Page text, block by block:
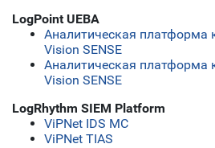
LogPoint UEBA
Аналитическая платформа
Vision SENSE
Аналитическая платформа
Vision SENSE
LogRhythm SIEM Platform
ViPNet IDS MC
ViPNet TIAS